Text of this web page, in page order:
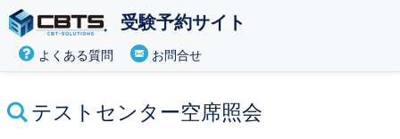
受験予約サイト
よくある質問 お問合せ
テストセンター空席照会